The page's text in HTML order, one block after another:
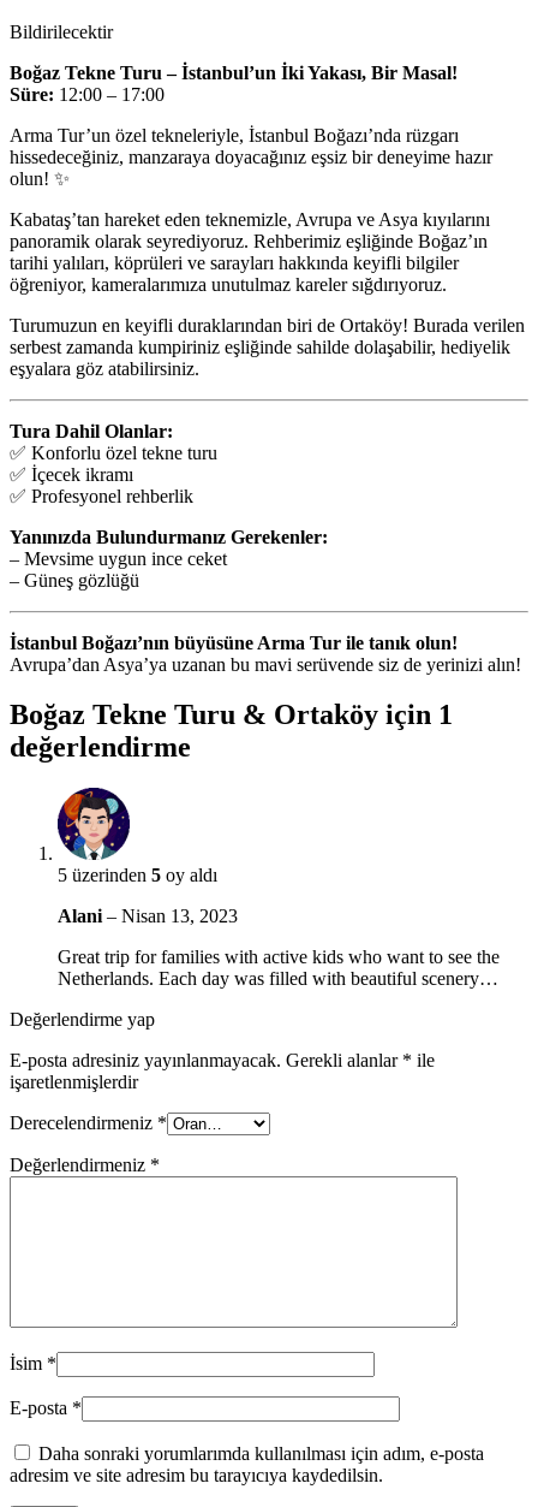
Bildirilecektir
Boğaz Tekne Turu – İstanbul’un İki Yakası, Bir Masal!
Süre: 12:00 – 17:00
Arma Tur’un özel tekneleriyle, İstanbul Boğazı’nda rüzgarı
hissedeceğiniz, manzaraya doyacağınız eşsiz bir deneyime hazır
olun! ✨
Kabataş’tan hareket eden teknemizle, Avrupa ve Asya kıyılarını
panoramik olarak seyrediyoruz. Rehberimiz eşliğinde Boğaz’ın
tarihi yalıları, köprüleri ve sarayları hakkında keyifli bilgiler
öğreniyor, kameralarımıza unutulmaz kareler sığdırıyoruz.
Turumuzun en keyifli duraklarından biri de Ortaköy! Burada verilen
serbest zamanda kumpiriniz eşliğinde sahilde dolaşabilir, hediyelik
eşyalara göz atabilirsiniz.
Tura Dahil Olanlar:
✅ Konforlu özel tekne turu
✅ İçecek ikramı
✅ Profesyonel rehberlik
Yanınızda Bulundurmanız Gerekenler:
– Mevsime uygun ince ceket
– Güneş gözlüğü
İstanbul Boğazı’nın büyüsüne Arma Tur ile tanık olun!
Avrupa’dan Asya’ya uzanan bu mavi serüvende siz de yerinizi alın!
Boğaz Tekne Turu & Ortaköy için 1
değerlendirme
5 üzerinden 5 oy aldı
Alani – Nisan 13, 2023
Great trip for families with active kids who want to see the
Netherlands. Each day was filled with beautiful scenery…
Değerlendirme yap
E-posta adresiniz yayınlanmayacak. Gerekli alanlar * ile
işaretlenmişlerdir
Derecelendirmeniz *
Değerlendirmeniz *
İsim *
E-posta *
Daha sonraki yorumlarımda kullanılması için adım, e-posta
adresim ve site adresim bu tarayıcıya kaydedilsin.